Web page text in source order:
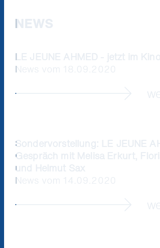
NEWS
LE JEUNE AHMED - jetzt im Kino
News vom 18.09.2020
Sondervorstellung: LE JEUNE
Gespräch mit Melisa Erkurt,
und Helmut Sax
News vom 14.09.2020